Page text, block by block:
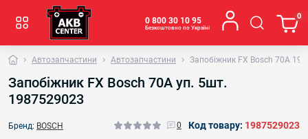
0 800 30 10 95
Безкоштовно по Україні
0
Автозапчастини Автозапчастини Запобіжник FX Bosch 70A
Запобіжник FX Bosch 70A уп. 5шт.
1987529023
Бренд: BOSCH 0 Код товару: 1987529023